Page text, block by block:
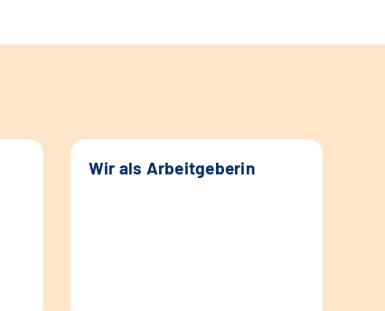
Wir als Arbeitgeberin